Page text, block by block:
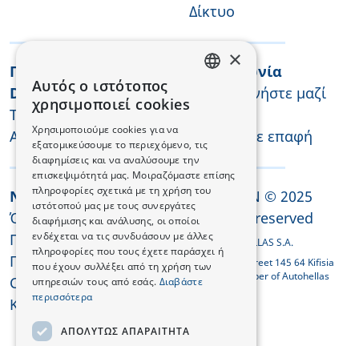
Δίκτυο
Προσφορές και Test
Drive
Test Drive
Αίτημα Προσφοράς
Επικοινωνία
Επικοινωνήστε μαζί
Μείνετε σε επαφή
Νομικά
Όροι και
Προϋποθέσεις
Πολιτική Απορρήτου
Cookies
Κανονισμός REACH
CHANGAN © 2025
All rights reserved
CHANGAN HELLAS S.A.
31, Viltanioti street 145 64 Kifisia
GREECE, Member of Autohellas
Group
×
Αυτός ο ιστότοπος
χρησιμοποιεί cookies
Χρησιμοποιούμε cookies για να
εξατομικεύσουμε το περιεχόμενο, τις
διαφημίσεις και να αναλύσουμε την
επισκεψιμότητά μας. Μοιραζόμαστε επίσης
πληροφορίες σχετικά με τη χρήση του
ιστότοπού μας με τους συνεργάτες
διαφήμισης και ανάλυσης, οι οποίοι
ενδέχεται να τις συνδυάσουν με άλλες
πληροφορίες που τους έχετε παράσχει ή
που έχουν συλλέξει από τη χρήση των
υπηρεσιών τους από εσάς. Διαβάστε
περισσότερα
ΑΠΟΛΎΤΩΣ ΑΠΑΡΑΊΤΗΤΑ